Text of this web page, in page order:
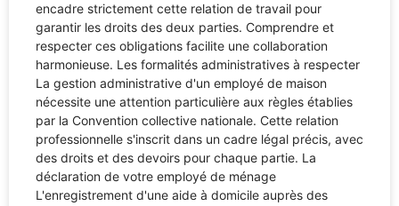
encadre strictement cette relation de travail pour
garantir les droits des deux parties. Comprendre et
respecter ces obligations facilite une collaboration
harmonieuse. Les formalités administratives à respecter
La gestion administrative d'un employé de maison
nécessite une attention particulière aux règles établies
par la Convention collective nationale. Cette relation
professionnelle s'inscrit dans un cadre légal précis, avec
des droits et des devoirs pour chaque partie. La
déclaration de votre employé de ménage
L'enregistrement d'une aide à domicile auprès des